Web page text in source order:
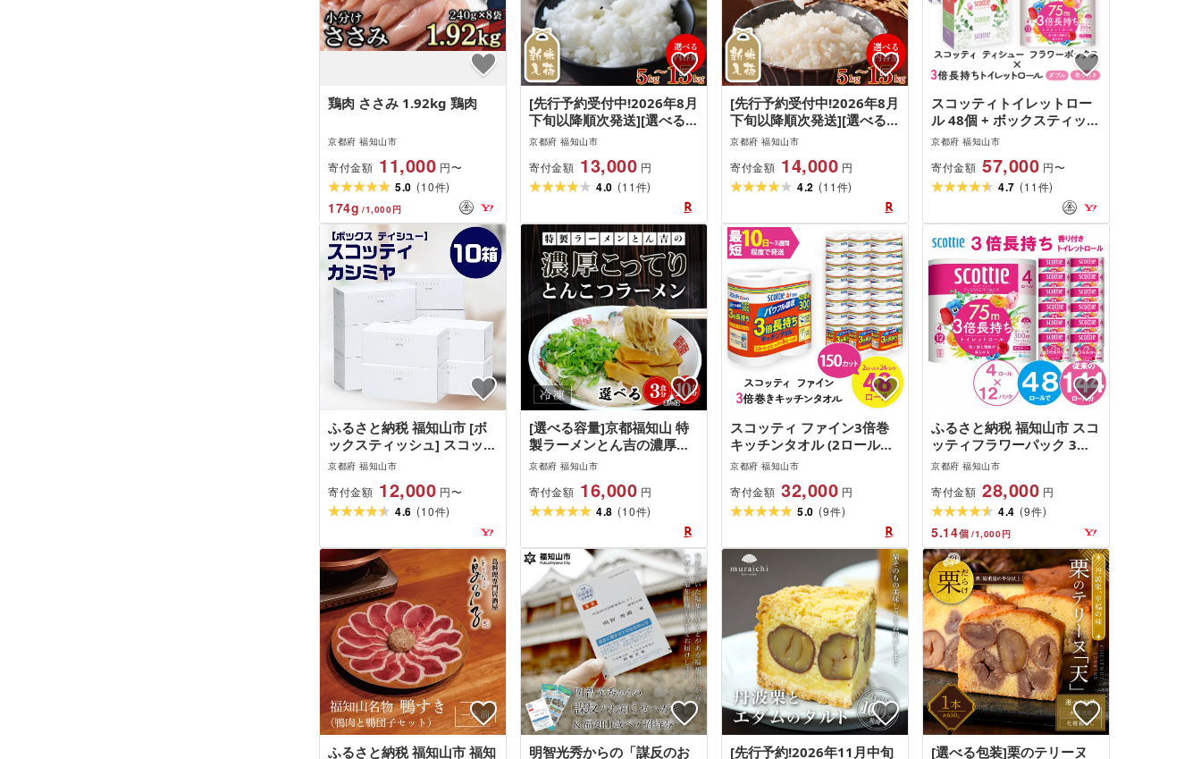
鶏肉 ささみ 1.92kg 鶏肉
京都府 福知山市
寄付金額 11,000 円〜
5.0 (10件)
174g /1,000円
[先行予約受付中!2026年8月
下旬以降順次発送][選べる容
量]令和8年産 京都丹波福知
カリ 精米(5kg/10kg/15kg)
米 こめ ご飯 ごはん 白米 コ
シヒカリ こしひかり 特別栽
培米 新米 [fc-CN002-R8][は
るまる農園]
京都府 福知山市
寄付金額 13,000 円
4.0 (11件)
[先行予約受付中!2026年8月
下旬以降順次発送][選べる容
量]令和8年産 京都丹波福知
カリ 無洗米
(5kg/10kg/15kg) 米 こめ
ご飯 ごはん 白米 コシヒカ
リ こしひかり 特別栽培米
新米[fc-CN001-R8][はるま
る農園]
京都府 福知山市
寄付金額 14,000 円
4.2 (11件)
スコッティトイレットロー
ル 48個 + ボックスティッシ
ュ 60箱(トイレットペーパ
京都府 福知山市
寄付金額 57,000 円〜
4.7 (11件)
ふるさと納税 福知山市 [ボ
ックスティッシュ] スコッテ
ィ カシミヤ 10箱
京都府 福知山市
寄付金額 12,000 円〜
4.6 (10件)
[選べる容量]京都福知山 特
製ラーメンとん吉の濃厚こ
ってり とんこつラーメン (3
こつ 豚骨 濃厚 こってり 細
麺 ご当地 [fc-DD001][特製
京都府 福知山市
寄付金額 16,000 円
4.8 (10件)
スコッティ ファイン3倍巻
キッチンタオル (2ロール
×24パック・計48ロール) キ
品 タオル 24パック コンパ
クト 破れにくい [fc-AS005]
[日本製紙クレシア株式会社]
京都府 福知山市
寄付金額 32,000 円
5.0 (9件)
ふるさと納税 福知山市 スコ
ッティフラワーパック 3倍
巻き トイレットペーパー ダ
用品
京都府 福知山市
寄付金額 28,000 円
4.4 (9件)
5.14個 /1,000円
ふるさと納税 福知山市 福知 明智光秀からの「謀反のお [先行予約!2026年11月中旬 [選べる包装]栗のテリーヌ